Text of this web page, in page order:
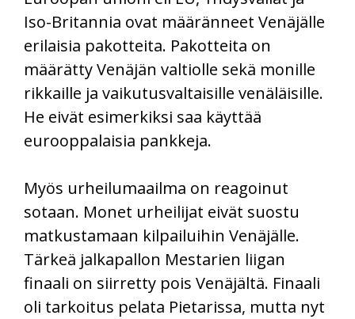
Iso-Britannia ovat määränneet Venäjälle
erilaisia pakotteita. Pakotteita on
määrätty Venäjän valtiolle sekä monille
rikkaille ja vaikutusvaltaisille venäläisille.
He eivät esimerkiksi saa käyttää
eurooppalaisia pankkeja.
Myös urheilumaailma on reagoinut
sotaan. Monet urheilijat eivät suostu
matkustamaan kilpailuihin Venäjälle.
Tärkeä jalkapallon Mestarien liigan
finaali on siirretty pois Venäjältä. Finaali
oli tarkoitus pelata Pietarissa, mutta nyt